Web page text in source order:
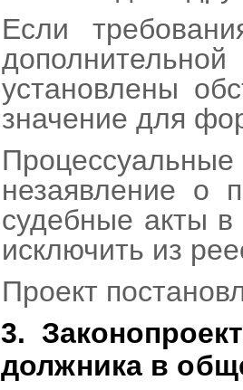
Если
установлены
значение для
Процессуальные
незаявление о
судебные акты
исключить из
Проект
3.
должника в